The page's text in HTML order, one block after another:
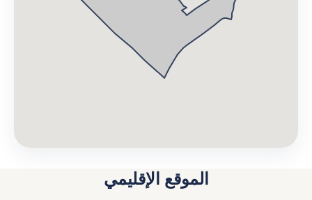
الموقع الإقليمي